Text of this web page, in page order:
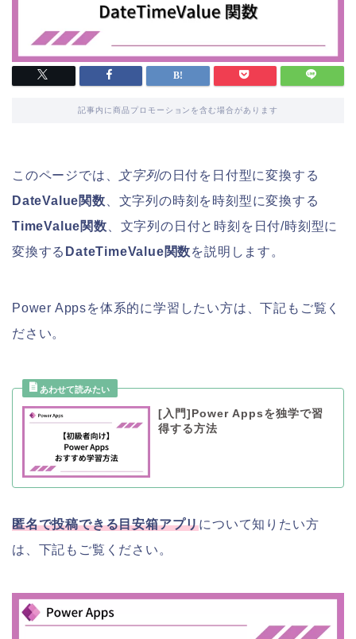
記事内に商品プロモーションを含む場合があります
このページでは、 文字列の日付を日付型に変換する
DateValue関数 、文字列の時刻を時刻型に変換する
TimeValue関数 、文字列の日付と時刻を日付/時刻型に
変換する DateTimeValue関数を説明します。
Power Appsを体系的に学習したい方は、下記もご覧く
ださい。
[入門]Power Appsを独学で習
得する方法
匿名で投稿できる目安箱アプリについて知りたい方
は、下記もご覧ください。